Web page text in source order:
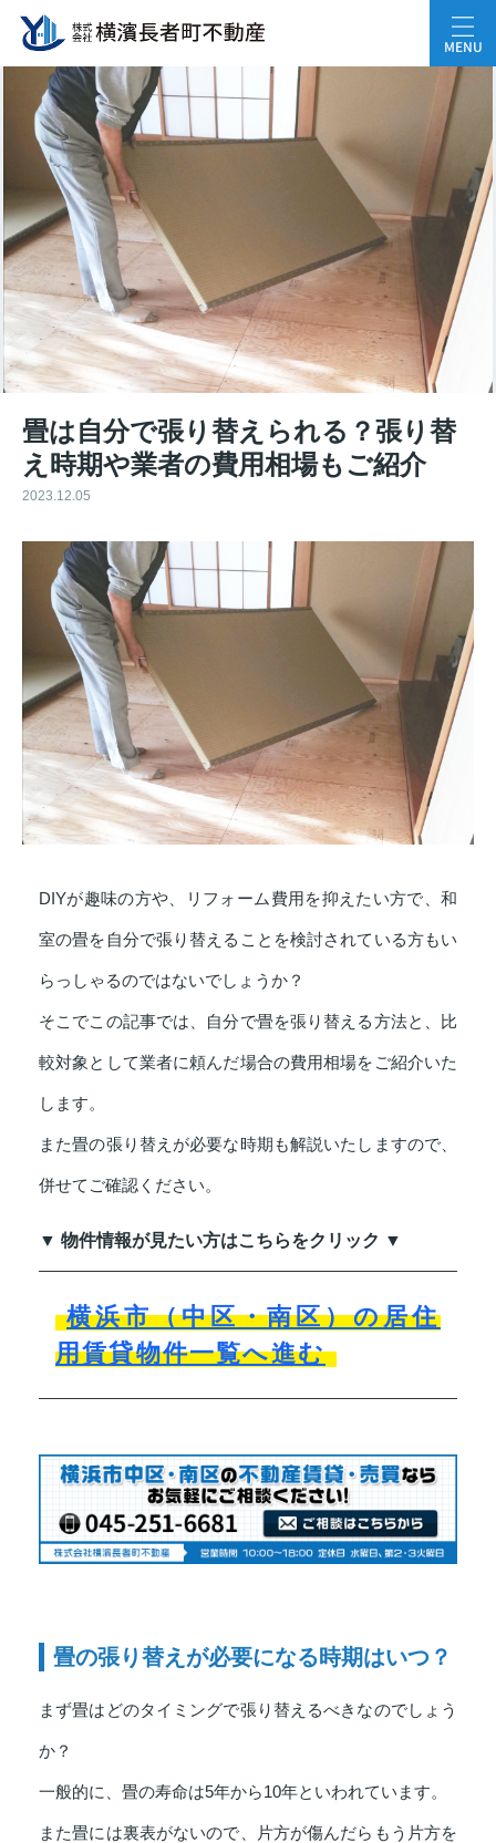
MENU
畳は自分で張り替えられる？張り替
え時期や業者の費用相場もご紹介
2023.12.05
DIYが趣味の方や、リフォーム費用を抑えたい方で、和
室の畳を自分で張り替えることを検討されている方もい
らっしゃるのではないでしょうか？
そこでこの記事では、自分で畳を張り替える方法と、比
較対象として業者に頼んだ場合の費用相場をご紹介いた
します。
また畳の張り替えが必要な時期も解説いたしますので、
併せてご確認ください。
▼ 物件情報が見たい方はこちらをクリック ▼
横浜市（中区・南区）の居住
用賃貸物件一覧へ進む
畳の張り替えが必要になる時期はいつ？
まず畳はどのタイミングで張り替えるべきなのでしょう
か？
一般的に、畳の寿命は5年から10年といわれています。
また畳には裏表がないので、片方が傷んだらもう片方を